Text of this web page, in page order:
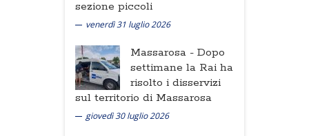
sezione piccoli
venerdì 31 luglio 2026
Massarosa - Dopo
settimane la Rai ha
risolto i disservizi
sul territorio di Massarosa
giovedì 30 luglio 2026